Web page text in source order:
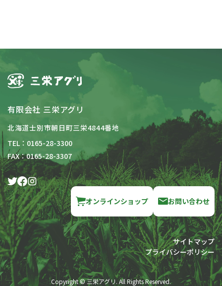
有限会社 三栄アグリ
北海道士別市朝日町三栄4844番地
TEL：0165-28-3300
FAX：0165-28-3307
オンラインショップ お問い合わせ
サイトマップ
プライバシーポリシー
Copyright © 三栄アグリ. All Rights Reserved.